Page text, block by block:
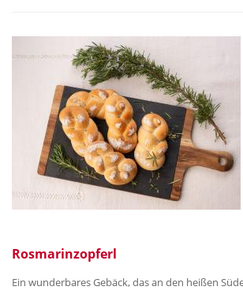
Rosmarinzopferl
Ein wunderbares Gebäck, das an den heißen